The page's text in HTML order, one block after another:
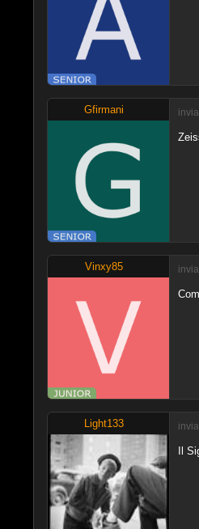
Gfirmani
Vinxy85
Light133
Il